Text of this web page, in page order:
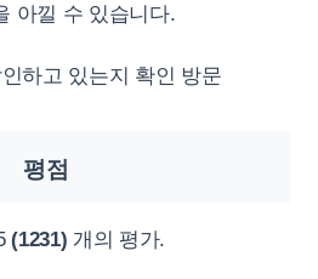
아낄 수 있습니다.
하고 있는지 확인 방문
평점
(1231) 개의 평가.